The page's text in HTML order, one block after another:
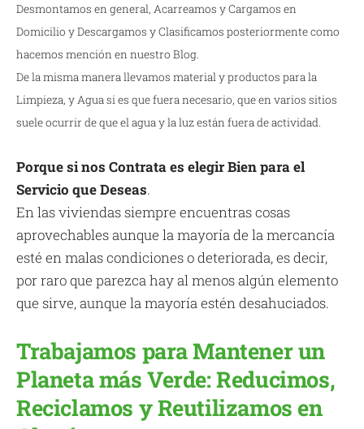
Desmontamos en general, Acarreamos y Cargamos en
Domicilio y Descargamos y Clasificamos posteriormente como
hacemos mención en nuestro Blog.
De la misma manera llevamos material y productos para la
Limpieza, y Agua si es que fuera necesario, que en varios sitios
suele ocurrir de que el agua y la luz están fuera de actividad.
Porque si nos Contrata es elegir Bien para el
Servicio que Deseas.
En las viviendas siempre encuentras cosas
aprovechables aunque la mayoría de la mercancía
esté en malas condiciones o deteriorada, es decir,
por raro que parezca hay al menos algún elemento
que sirve, aunque la mayoría estén desahuciados.
Trabajamos para Mantener un
Planeta más Verde: Reducimos,
Reciclamos y Reutilizamos en